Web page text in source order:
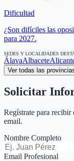
Dificultad
¿Son difíciles las
para 2027.
SEDES Y LOCALIDADES
ÁlavaAlbacete
Ver todas las
Solicitar
Regístrate para
email.
Nombre Completo
Email Profesional